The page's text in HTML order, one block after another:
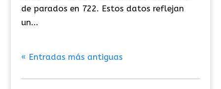
de parados en 722. Estos datos reflejan
un...
« Entradas más antiguas